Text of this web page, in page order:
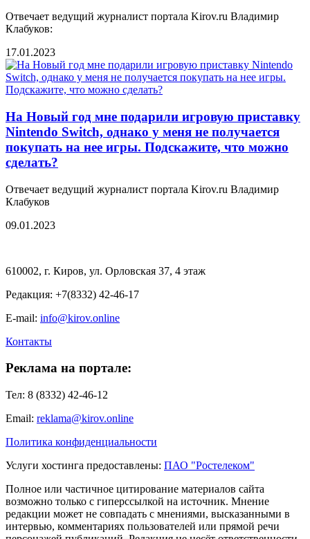
Отвечает ведущий журналист портала Kirov.ru Владимир
Клабуков:
17.01.2023
На Новый год мне подарили игровую приставку
Nintendo Switch, однако у меня не получается
покупать на нее игры. Подскажите, что можно
сделать?
Отвечает ведущий журналист портала Kirov.ru Владимир
Клабуков
09.01.2023
610002, г. Киров, ул. Орловская 37, 4 этаж
Редакция: +7(8332) 42-46-17
E-mail: info@kirov.online
Контакты
Реклама на портале:
Тел: 8 (8332) 42-46-12
Email: reklama@kirov.online
Политика конфиденциальности
Услуги хостинга предоставлены: ПАО "Ростелеком"
Полное или частичное цитирование материалов сайта
возможно только с гиперссылкой на источник. Мнение
редакции может не совпадать с мнениями, высказанными в
интервью, комментариях пользователей или прямой речи